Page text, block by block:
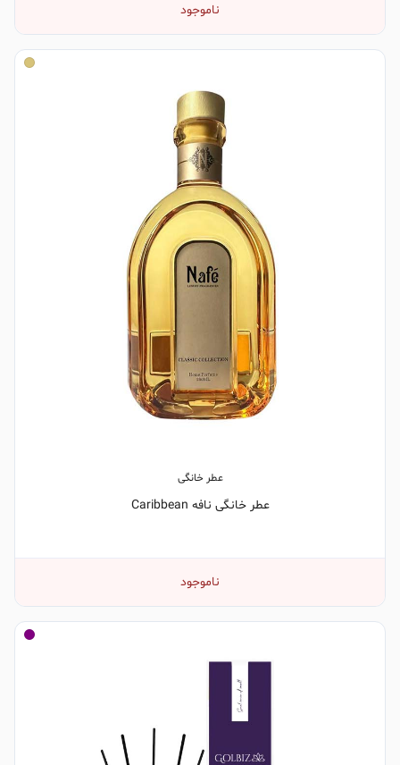
ناموجود
عطر خانگی
عطر خانگی نافه Caribbean
ناموجود